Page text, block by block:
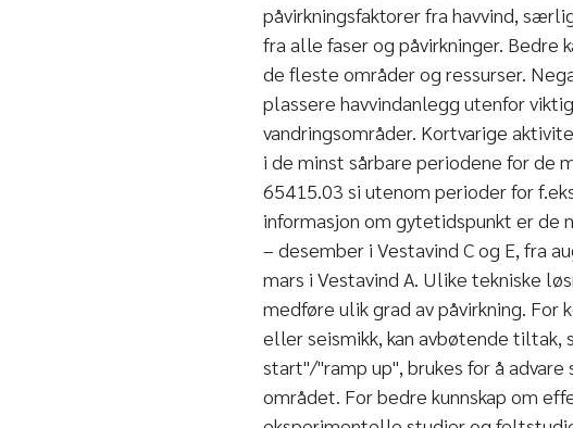
påvirkningsfaktorer fra havvind,
fra alle faser og påvirkninger. Bedre
de fleste områder og ressurser.
plassere havvindanlegg utenfor
vandringsområder. Kortvarige
i de minst sårbare periodene for de
65415.03 si utenom perioder for
informasjon om gytetidspunkt er de
– desember i Vestavind C og E, fra
mars i Vestavind A. Ulike tekniske
medføre ulik grad av påvirkning. For
eller seismikk, kan avbøtende
start"/"ramp up", brukes for å
området. For bedre kunnskap om